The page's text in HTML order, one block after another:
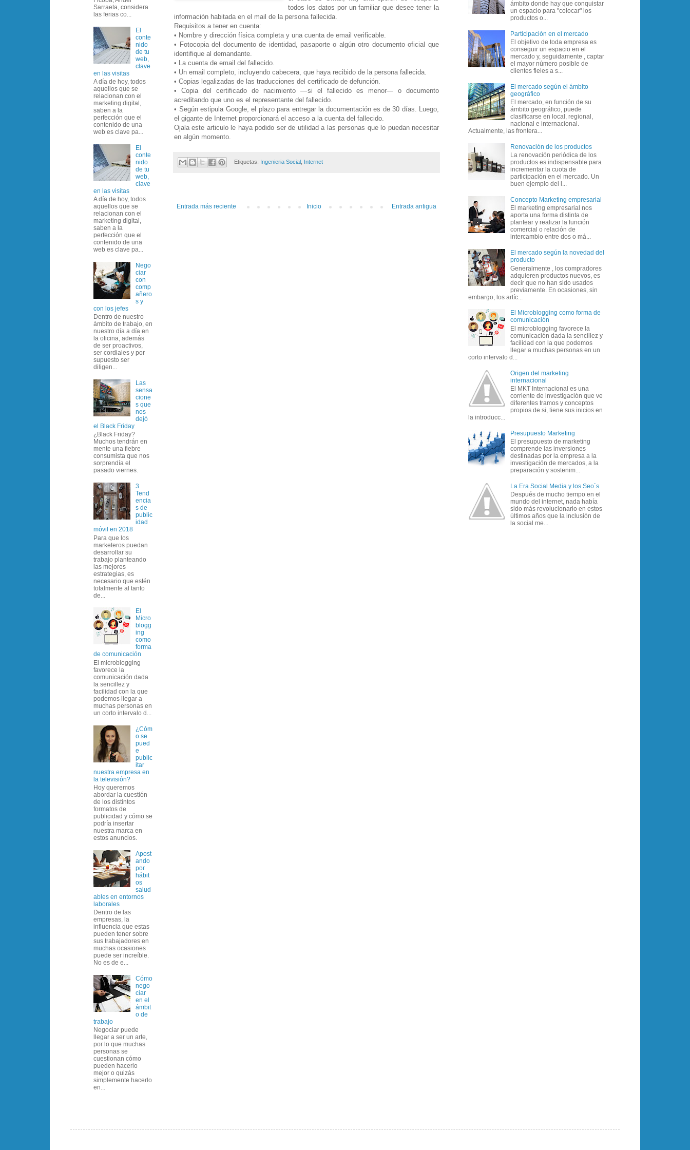
todos los datos por un familiar que desee tener la
información habitada en el mail de la persona fallecida.
Requisitos a tener en cuenta:
• Nombre y dirección física completa y una cuenta de email verificable.
• Fotocopia del documento de identidad, pasaporte o algún otro documento oficial que
identifique al demandante.
• La cuenta de email del fallecido.
• Un email completo, incluyendo cabecera, que haya recibido de la persona fallecida.
• Copias legalizadas de las traducciones del certificado de defunción.
• Copia del certificado de nacimiento —si el fallecido es menor— o documento
acreditando que uno es el representante del fallecido.
• Según estipula Google, el plazo para entregar la documentación es de 30 días. Luego,
el gigante de Internet proporcionará el acceso a la cuenta del fallecido.
Ojala este articulo le haya podido ser de utilidad a las personas que lo puedan necesitar
en algún momento.
Etiquetas: Ingenieria Social, Internet
Entrada más reciente Entrada antigua
Inicio
Sarraeta, considera
las ferias co...
El
conte
nido
de tu
web,
clave
en las visitas
A día de hoy, todos
aquellos que se
relacionan con el
marketing digital,
saben a la
perfección que el
contenido de una
web es clave pa...
El
conte
nido
de tu
web,
clave
en las visitas
A día de hoy, todos
aquellos que se
relacionan con el
marketing digital,
saben a la
perfección que el
contenido de una
web es clave pa...
Nego
ciar
con
comp
añero
s y
con los jefes
Dentro de nuestro
ámbito de trabajo, en
nuestro día a día en
la oficina, además
de ser proactivos,
ser cordiales y por
supuesto ser
diligen...
Las
sensa
cione
s que
nos
dejó
el Black Friday
¿Black Friday?
Muchos tendrán en
mente una fiebre
consumista que nos
sorprendía el
pasado viernes.
3
Tend
encia
s de
public
idad
móvil en 2018
Para que los
marketeros puedan
desarrollar su
trabajo planteando
las mejores
estrategias, es
necesario que estén
totalmente al tanto
de...
El
Micro
blogg
ing
como
forma
de comunicación
El microblogging
favorece la
comunicación dada
la sencillez y
facilidad con la que
podemos llegar a
muchas personas en
un corto intervalo d...
¿Cóm
o se
pued
e
public
itar
nuestra empresa en
la televisión?
Hoy queremos
abordar la cuestión
de los distintos
formatos de
publicidad y cómo se
podría insertar
nuestra marca en
estos anuncios.
Apost
ando
por
hábit
os
salud
ables en entornos
laborales
Dentro de las
empresas, la
influencia que estas
pueden tener sobre
sus trabajadores en
muchas ocasiones
puede ser increíble.
No es de e...
Cómo
nego
ciar
en el
ámbit
o de
trabajo
Negociar puede
llegar a ser un arte,
por lo que muchas
personas se
cuestionan cómo
pueden hacerlo
mejor o quizás
simplemente hacerlo
en...
ámbito donde hay que conquistar
un espacio para "colocar" los
productos o...
Participación en el mercado
El objetivo de toda empresa es
conseguir un espacio en el
mercado y, seguidamente , captar
el mayor número posible de
clientes fieles a s...
El mercado según el ámbito
geográfico
El mercado, en función de su
ámbito geográfico, puede
clasificarse en local, regional,
nacional e internacional.
Actualmente, las frontera...
Renovación de los productos
La renovación periódica de los
productos es indispensable para
incrementar la cuota de
participación en el mercado. Un
buen ejemplo del l...
Concepto Marketing empresarial
El marketing empresarial nos
aporta una forma distinta de
plantear y realizar la función
comercial o relación de
intercambio entre dos o má...
El mercado según la novedad del
producto
Generalmente , los compradores
adquieren productos nuevos, es
decir que no han sido usados
previamente. En ocasiones, sin
embargo, los artíc...
El Microblogging como forma de
comunicación
El microblogging favorece la
comunicación dada la sencillez y
facilidad con la que podemos
llegar a muchas personas en un
corto intervalo d...
Origen del marketing
internacional
El MKT Internacional es una
corriente de investigación que ve
diferentes tramos y conceptos
propios de si, tiene sus inicios en
la introducc...
Presupuesto Marketing
El presupuesto de marketing
comprende las inversiones
destinadas por la empresa a la
investigación de mercados, a la
preparación y sostenim...
La Era Social Media y los Seo`s
Después de mucho tiempo en el
mundo del internet, nada había
sido más revolucionario en estos
últimos años que la inclusión de
la social me...